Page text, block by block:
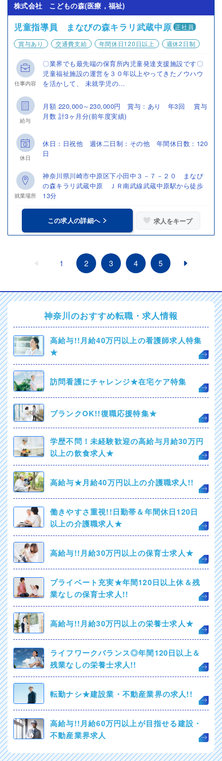
株式会社 こどもの森(医療，福祉)
児童指導員 まなびの森キラリ武蔵中原 正社員
賞与あり
交通費支給 年間休日120日以上 週休2日制
仕事内容
〇業界でも最先端の保育所内児童発達支援施設です〇
児童福祉施設の運営を３０年以上やってきたノウハウ
を活かして、 未就学児の...
給与
月額 220,000～230,000円 賞与：あり 年3回 賞与
月数 計3ヶ月分(前年度実績)
休日
休日：日祝他 週休二日制：その他 年間休日数：120
日
就業場所
神奈川県川崎市中原区下小田中３－７－２０ まなび
の森キラリ武蔵中原 ＪＲ南武線武蔵中原駅から徒歩
13分
この求人の詳細へ 求人をキープ
1 2 3 4 5
神奈川のおすすめ転職・求人情報
高給与!!月給40万円以上の看護師求人特集
★
訪問看護にチャレンジ★在宅ケア特集
ブランクOK!!復職応援特集★
学歴不問！未経験歓迎の高給与月給30万円
以上の飲食求人★
高給与★月給40万円以上の介護職求人!!
働きやすさ重視!!日勤帯＆年間休日120日
以上の介護職求人★
高給与!!月給30万円以上の保育士求人★
プライベート充実★年間120日以上休＆残
業なしの保育士求人!!
高給与!!月給30万円以上の栄養士求人★
ライフワークバランス◎年間120日以上＆
残業なしの栄養士求人!!
転勤ナシ★建設業・不動産業界の求人!!
高給与!!月給60万円以上が目指せる建設・
不動産業界求人